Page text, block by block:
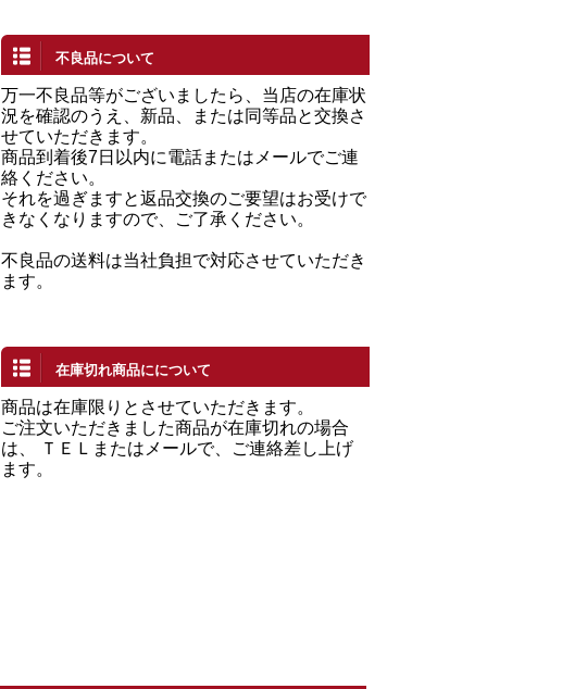
不良品について
万一不良品等がございましたら、当店の在庫状
況を確認のうえ、新品、または同等品と交換さ
せていただきます。
商品到着後7日以内に電話またはメールでご連
絡ください。
それを過ぎますと返品交換のご要望はお受けで
きなくなりますので、ご了承ください。
不良品の送料は当社負担で対応させていただき
ます。
在庫切れ商品にについて
商品は在庫限りとさせていただきます。
ご注文いただきました商品が在庫切れの場合
は、 ＴＥＬまたはメールで、ご連絡差し上げ
ます。